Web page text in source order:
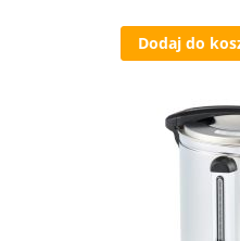
Dodaj do